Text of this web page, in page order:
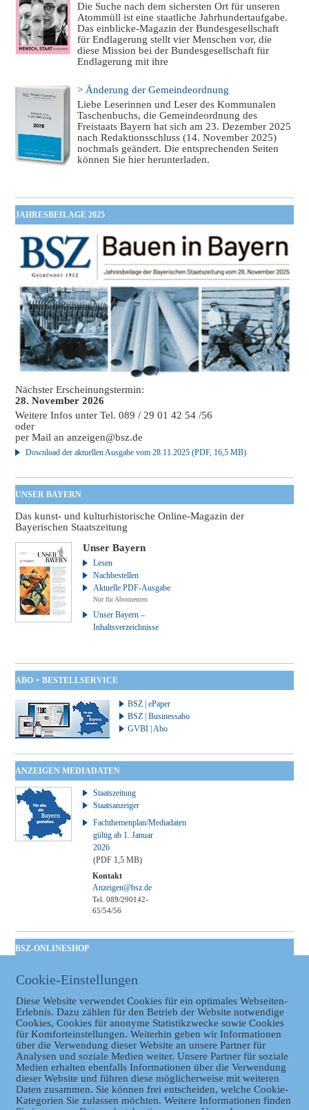
Die Suche nach dem sichersten Ort für unseren
Atommüll ist eine staatliche Jahrhundertaufgabe.
Das einblicke-Magazin der Bundesgesellschaft
für Endlagerung stellt vier Menschen vor, die
diese Mission bei der Bundesgesellschaft für
Endlagerung mit ihre
> Änderung der Gemeindeordnung
Liebe Leserinnen und Leser des Kommunalen
Taschenbuchs, die Gemeindeordnung des
Freistaats Bayern hat sich am 23. Dezember 2025
nach Redaktionsschluss (14. November 2025)
nochmals geändert. Die entsprechenden Seiten
können Sie hier herunterladen.
JAHRESBEILAGE 2025
Nächster Erscheinungstermin:
28. November 2026
Weitere Infos unter Tel. 089 / 29 01 42 54 /56
oder
per Mail ananzeigen@bsz.de
Download der aktuellen Ausgabe vom 28.11.2025 (PDF, 16,5 MB)
UNSER BAYERN
Das kunst- und kulturhistorische Online-Magazin der
Bayerischen Staatszeitung
Unser Bayern
Lesen
Nachbestellen
Aktuelle PDF-Ausgabe
Nur für Abonnenten
Unser Bayern –
Inhaltsverzeichnisse
ABO + BESTELLSERVICE
BSZ | ePaper
BSZ | Businessabo
GVBI | Abo
ANZEIGEN MEDIADATEN
Staatszeitung
Staatsanzeiger
Fachthemenplan/Mediadaten
gültig ab 1. Januar
2026
(PDF 1,5 MB)
Kontakt
Anzeigen@bsz.de
Tel. 089/290142-
65/54/56
BSZ-ONLINESHOP
Taschenbuch
GVBl | Einbanddecke
Datenschutz
Cookie-Einstellungen
Diese Website verwendet Cookies für ein optimales Webseiten-
Erlebnis. Dazu zählen für den Betrieb der Website notwendige
Cookies, Cookies für anonyme Statistikzwecke sowie Cookies
für Komforteinstellungen. Weiterhin geben wir Informationen
über die Verwendung dieser Website an unsere Partner für
Analysen und soziale Medien weiter. Unsere Partner für soziale
Medien erhalten ebenfalls Informationen über die Verwendung
dieser Website und führen diese möglicherweise mit weiteren
Daten zusammen. Sie können frei entscheiden, welche Cookie-
Kategorien Sie zulassen möchten. Weitere Informationen finden